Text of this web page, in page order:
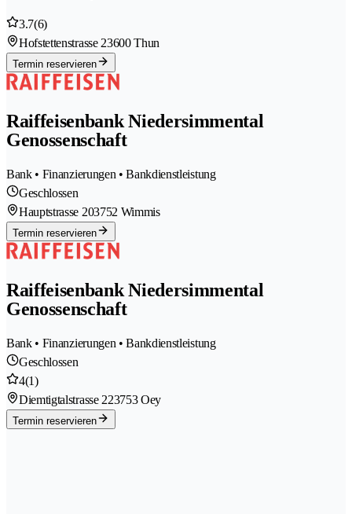
3.7(6)
Hofstettenstrasse 23600 Thun
Termin reservieren
Raiffeisenbank Niedersimmental
Genossenschaft
Bank • Finanzierungen • Bankdienstleistung
Geschlossen
Hauptstrasse 203752 Wimmis
Termin reservieren
Raiffeisenbank Niedersimmental
Genossenschaft
Bank • Finanzierungen • Bankdienstleistung
Geschlossen
4(1)
Diemtigtalstrasse 223753 Oey
Termin reservieren